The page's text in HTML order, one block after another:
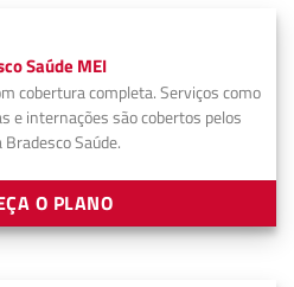
Saúde MEI
cobertura completa. Serviços como
e internações são cobertos pelos
Bradesco Saúde.
O PLANO